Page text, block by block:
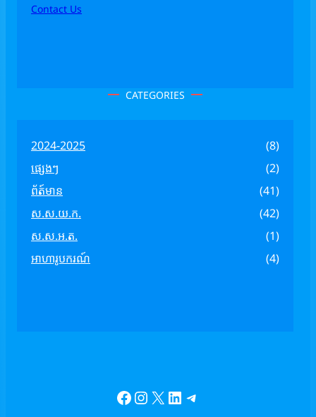
Contact Us
CATEGORIES
2024-2025
(8)
ផ្សេងៗ
(2)
ព័ត៍មាន
(41)
ស.ស.យ.ក.
(42)
ស.ស.អ.ត.
(1)
អាហារូបករណ៍
(4)
Facebook
Instagram
X LinkedIn
Telegram